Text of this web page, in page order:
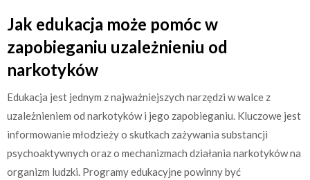
Jak edukacja może pomóc w
zapobieganiu uzależnieniu od
narkotyków
Edukacja jest jednym z najważniejszych narzędzi w walce z
uzależnieniem od narkotyków i jego zapobieganiu. Kluczowe jest
informowanie młodzieży o skutkach zażywania substancji
psychoaktywnych oraz o mechanizmach działania narkotyków na
organizm ludzki. Programy edukacyjne powinny być